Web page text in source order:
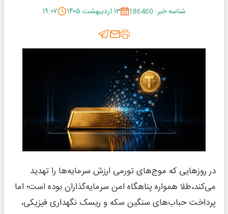
شناسه خبر: 186460
۱۳ اردیبهشت ۱۴۰۵ ۱۹:۰۷
در روزهایی که موج‌های تورمی ارزش سرمایه‌ها را تهدید
می‌کند،طلا همواره پناهگاه امن سرمایه‌گذاران بوده است؛ اما
پرداخت حباب‌های سنگین سکه و ریسک نگهداری فیزیکی،